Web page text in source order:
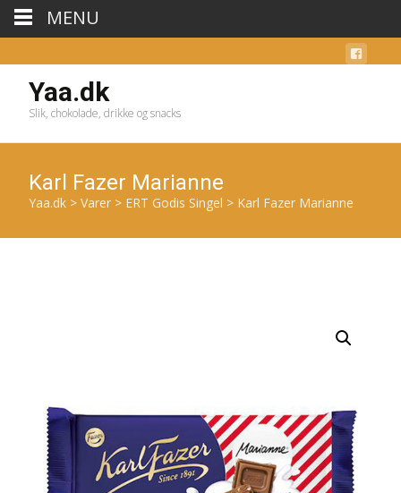
Yaa.dk
Slik, chokolade, drikke og snacks
Karl Fazer Marianne
Yaa.dk > Varer > ERT Godis Singel > Karl Fazer Marianne
MENU